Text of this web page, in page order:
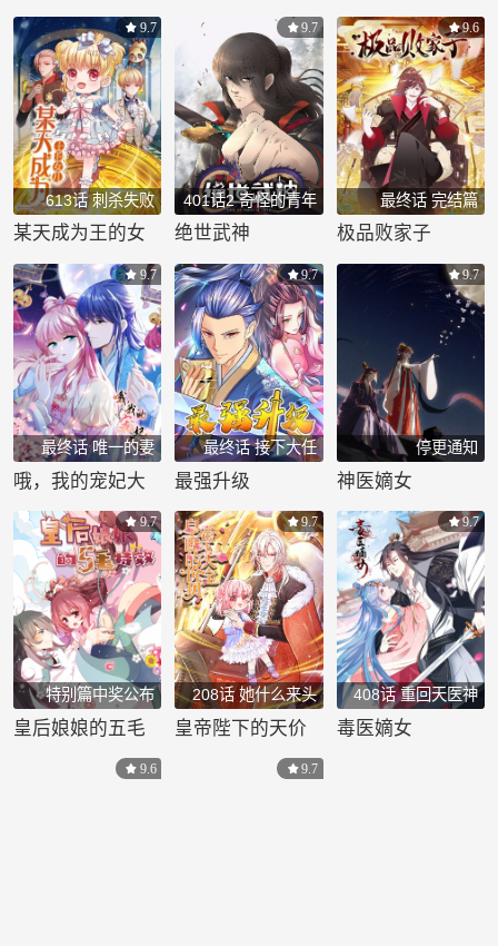
归来
613话 刺杀失败
9.7
某天成为王的女
儿
401话2 奇怪的青年
9.7
绝世武神
最终话 完结篇
9.6
极品败家子
最终话 唯一的妻
9.7
哦，我的宠妃大
人
最终话 接下大任
务，出发！（完
9.7
最强升级
停更通知
9.7
神医嫡女
特别篇中奖公布
9.7
皇后娘娘的五毛
208话 她什么来头
9.7
皇帝陛下的天价
408话 重回天医神
9.7
毒医嫡女
9.6 9.7